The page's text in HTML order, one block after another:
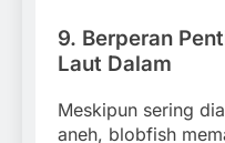
9. Berperan
Laut Dalam
Meskipun sering
aneh, blobfish